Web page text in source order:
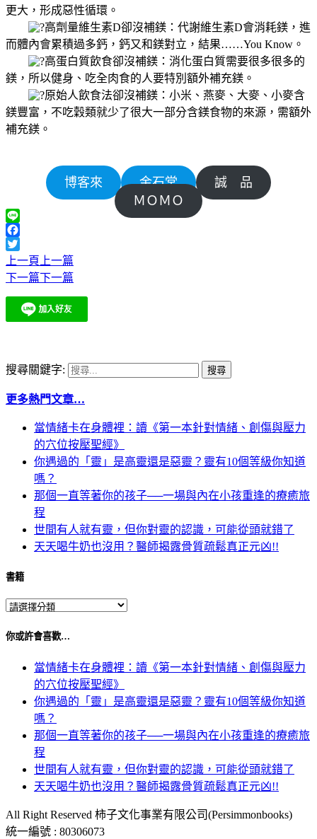
更大，形成惡性循環。
高劑量維生素D卻沒補鎂：代謝維生素D會消耗鎂，進
而體內會累積過多鈣，鈣又和鎂對立，結果……You Know。
高蛋白質飲食卻沒補鎂：消化蛋白質需要很多很多的
鎂，所以健身、吃全肉食的人要特別額外補充鎂。
原始人飲食法卻沒補鎂：小米、燕麥、大麥、小麥含
鎂豐富，不吃穀類就少了很大一部分含鎂食物的來源，需額外
補充鎂。
博客來 金石堂
誠 品
ＭＯＭＯ
Line
Facebook
Twitter
上一頁 上一篇
下一篇下一篇
搜尋關鍵字:
更多熱門文章…
當情緒卡在身體裡：讀《第一本針對情緒、創傷與壓力
的穴位按壓聖經》
你遇過的「靈」是高靈還是惡靈？靈有10個等級你知道
嗎？
那個一直等著你的孩子──一場與內在小孩重逢的療癒旅
程
世間有人就有靈，但你對靈的認識，可能從頭就錯了
天天喝牛奶也沒用？醫師揭露骨質疏鬆真正元凶!!
書籍
你或許會喜歡…
當情緒卡在身體裡：讀《第一本針對情緒、創傷與壓力
的穴位按壓聖經》
你遇過的「靈」是高靈還是惡靈？靈有10個等級你知道
嗎？
那個一直等著你的孩子──一場與內在小孩重逢的療癒旅
程
世間有人就有靈，但你對靈的認識，可能從頭就錯了
天天喝牛奶也沒用？醫師揭露骨質疏鬆真正元凶!!
All Right Reserved 柿子文化事業有限公司(Persimmonbooks)
統一編號 : 80306073